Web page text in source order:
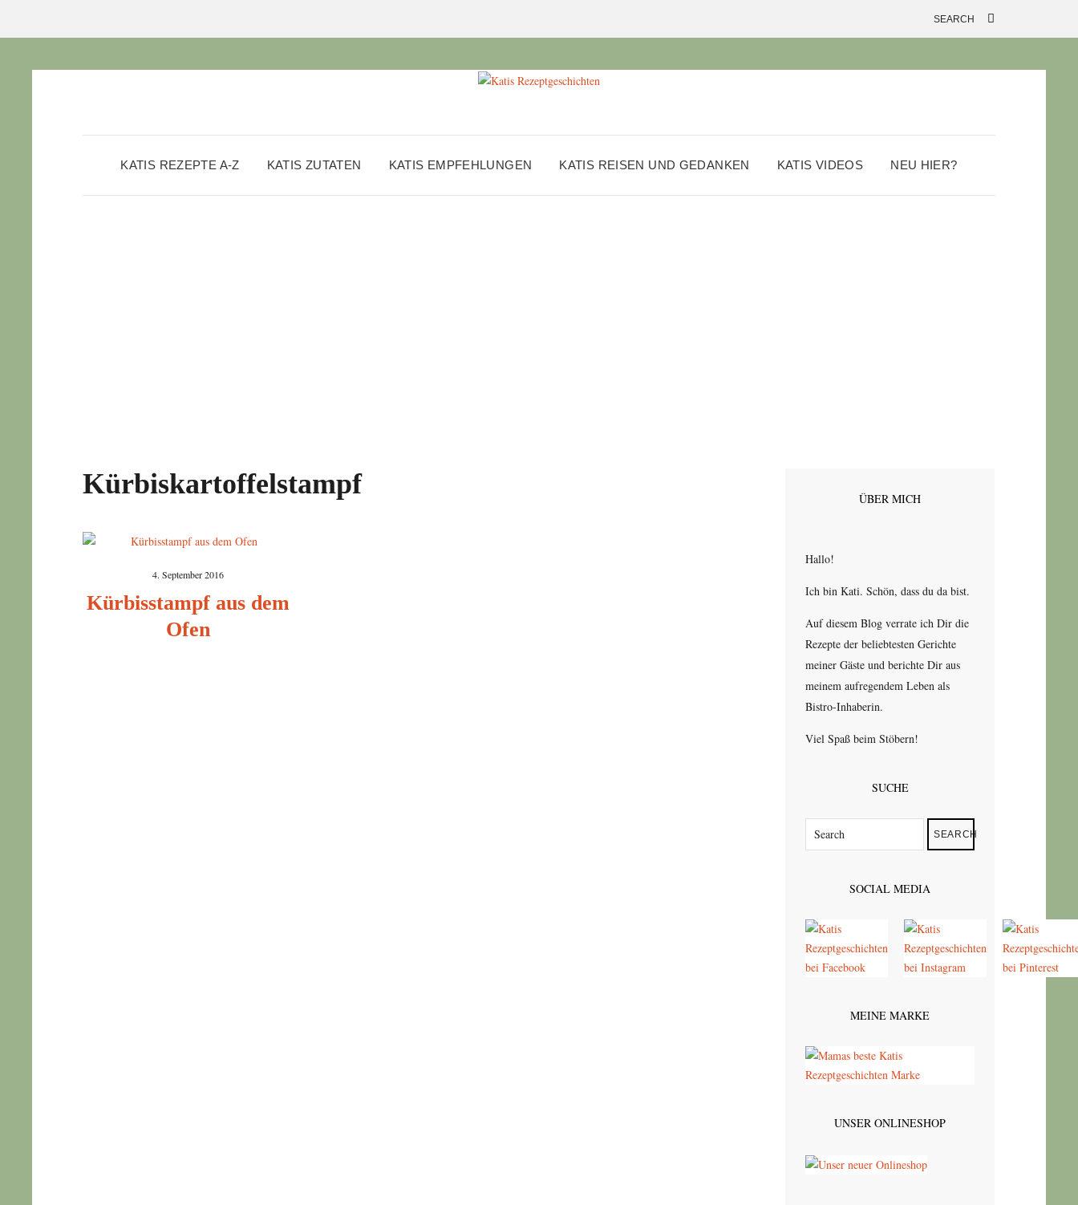
KATIS REZEPTE A-Z KATIS ZUTATEN KATIS EMPFEHLUNGEN KATIS REISEN UND GEDANKEN KATIS VIDEOS NEU HIER?
Kürbiskartoffelstampf
4. September 2016
Kürbisstampf aus dem
Ofen
ÜBER MICH
Hallo!
Ich bin Kati. Schön, dass du da bist.
Auf diesem Blog verrate ich Dir die
Rezepte der beliebtesten Gerichte
meiner Gäste und berichte Dir aus
meinem aufregendem Leben als
Bistro-Inhaberin.
Viel Spaß beim Stöbern!
SUCHE
SEARCH
SOCIAL MEDIA
MEINE MARKE
UNSER ONLINESHOP